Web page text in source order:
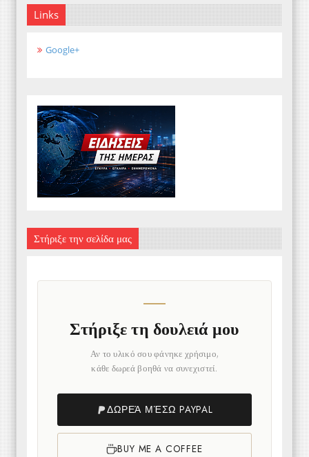
Links
Google+
Στήριξε την σελίδα μας
Στήριξε τη δουλειά μου
Αν το υλικό σου φάνηκε χρήσιμο,
κάθε δωρεά βοηθά να συνεχιστεί.
ΔΩΡΕΆ ΜΈΣΩ PAYPAL
BUY ME A COFFEE